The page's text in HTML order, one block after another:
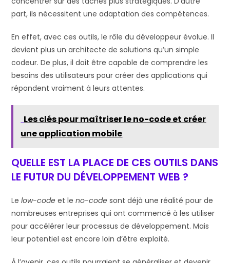
part, ils nécessitent une adaptation des compétences.
En effet, avec ces outils, le rôle du développeur évolue. Il
devient plus un architecte de solutions qu’un simple
codeur. De plus, il doit être capable de comprendre les
besoins des utilisateurs pour créer des applications qui
répondent vraiment à leurs attentes.
Les clés pour maîtriser le no-code et créer
une application mobile
QUELLE EST LA PLACE DE CES OUTILS DANS
LE FUTUR DU DÉVELOPPEMENT WEB ?
Lelow-code et leno-code sont déjà une réalité pour de
nombreuses entreprises qui ont commencé à les utiliser
pour accélérer leur processus de développement. Mais
leur potentiel est encore loin d’être exploité.